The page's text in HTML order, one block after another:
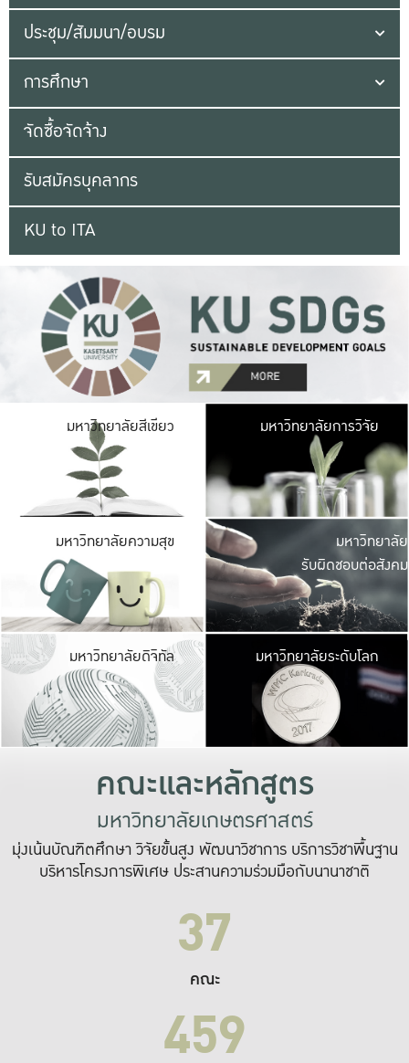
ประชุม/สัมมนา/อบรม
การศึกษา
จัดซื้อจัดจ้าง
รับสมัครบุคลากร
KU to ITA
มหาวิทยาลัยสีเขียว มหาวิ
มีพื้นที่เขียวสดใส
เป็นป่าในเมือง เกษต
มหาวิทยาลัยการวิจัย
มหาวิทยาลัยความสุข มหาวิ
ค
เปิดประ
และพบเรื่องราวใ
มหาวิทยาลัย
รับผิดชอบต่อสังคม
มหาวิทยาลัยดิจิทัล มหาวิ
เปลี่ยนแปลง แล
เพื่อทำง
ระบบสารสนเทศ
มหาวิทยาลัยระดับโลก
คณะและหลักสูตร
มหาวิทยาลัยเกษตรศาสตร์
มุ่งเน้นบัณฑิตศึกษา วิจัยขั้นสูง พัฒนาวิชาการ บริการวิชาพื้นฐาน
บริหารโครงการพิเศษ ประสานความร่วมมือกับนานาชาติ
37
คณะ
459